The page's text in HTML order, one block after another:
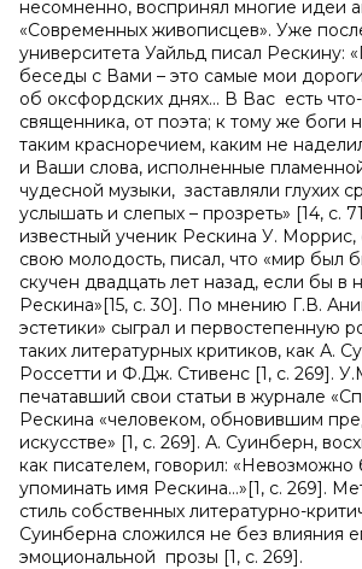
несомненно, воспринял многие идеи
«Современных живописцев». Уже
университета Уайльд писал Рескину:
беседы с Вами – это самые мои
об оксфордских днях… В Вас есть
священника, от поэта; к тому же боги
таким красноречием, каким не
и Ваши слова, исполненные
чудесной музыки, заставляли глухих
услышать и слепых – прозреть» [14, c.
известный ученик Рескина У. Моррис,
свою молодость, писал, что «мир был
скучен двадцать лет назад, если бы в
Рескина»[15, c. 30]. По мнению Г.В.
эстетики» сыграл и первостепенную
таких литературных критиков, как А.
Россетти и Ф.Дж. Стивенс [1, с. 269].
печатавший свои статьи в журнале
Рескина «человеком, обновившим
искусстве» [1, с. 269]. А. Суинберн,
как писателем, говорил: «Невозможно
упоминать имя Рескина…»[1, с. 269].
стиль собственных литературно-
Суинберна сложился не без влияния
эмоциональной прозы [1, с. 269].